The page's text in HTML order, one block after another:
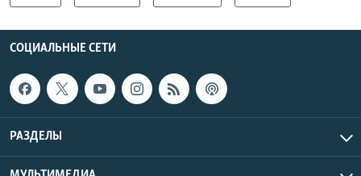
СОЦИАЛЬНЫЕ СЕТИ
РАЗДЕЛЫ